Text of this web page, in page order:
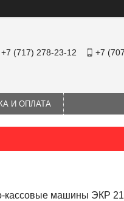
+7 (717) 278-23-12 +7
И ОПЛАТА
кассовые машины ЭКР